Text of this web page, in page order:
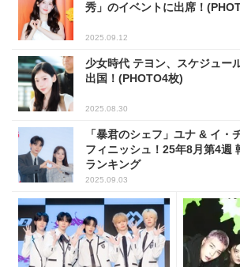
秀」のイベントに出席！
2025.09.12
少女時代 テヨン、スケジュー
出国！(PHOTO4枚)
2025.08.30
「暴君のシェフ」ユナ & イ・
フィニッシュ！25年8月第4週
ランキング
2025.09.03